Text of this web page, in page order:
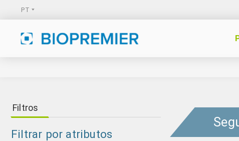
Filtros
Filtrar por atributos